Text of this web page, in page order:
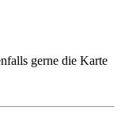
gerne die Karte